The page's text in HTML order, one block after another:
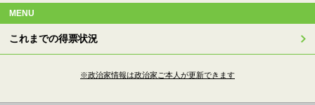
MENU
これまでの得票状況
※政治家情報は政治家ご本人が更新できます